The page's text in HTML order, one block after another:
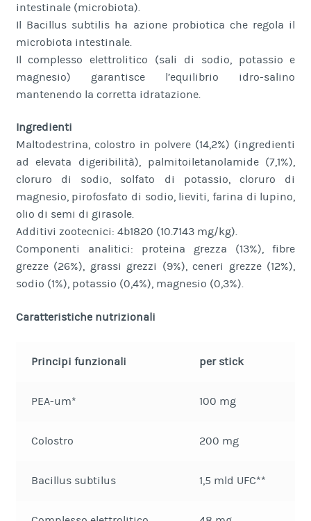
intestinale (microbiota).
Il Bacillus subtilis ha azione probiotica che regola il
microbiota intestinale.
Il complesso elettrolitico (sali di sodio, potassio e
magnesio) garantisce l’equilibrio idro-salino
mantenendo la corretta idratazione.
Ingredienti
Maltodestrina, colostro in polvere (14,2%) (ingredienti
ad elevata digeribilità), palmitoiletanolamide (7,1%),
cloruro di sodio, solfato di potassio, cloruro di
magnesio, pirofosfato di sodio, lieviti, farina di lupino,
olio di semi di girasole.
Additivi zootecnici: 4b1820 (10.7143 mg/kg).
Componenti analitici: proteina grezza (13%), fibre
grezze (26%), grassi grezzi (9%), ceneri grezze (12%),
sodio (1%), potassio (0,4%), magnesio (0,3%).
Caratteristiche nutrizionali
Principi funzionali per stick
PEA-um* 100 mg
Colostro 200 mg
Bacillus subtilus 1,5 mld UFC**